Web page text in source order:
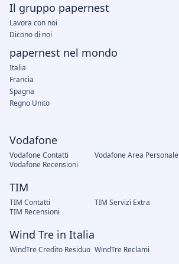
Vodafone
Vodafone Contatti Vodafone Area Personale
Vodafone Recensioni
TIM
TIM Contatti TIM Servizi Extra
TIM Recensioni
Wind Tre in Italia
WindTre Credito Residuo WindTre Reclami
Il gruppo papernest
Lavora con noi
Dicono di noi
papernest nel mondo
Italia
Francia
Spagna
Regno Unito